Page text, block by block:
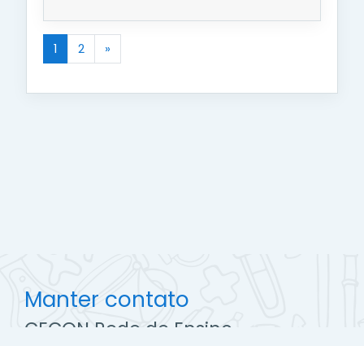
1
(atual)
2
»
Próximo
Manter contato
CECON Rede de Ensino